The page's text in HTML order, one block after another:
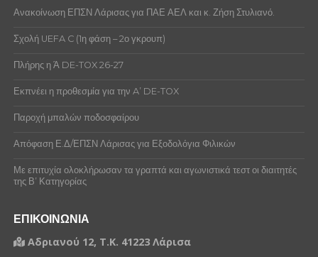
Ανακοίνωση ΕΠΣΝ Λάρισας για ΠΑΕ ΑΕΛ και κ. Ζήση Στυλιανό.
Σχολή UEFA C (1η φάση – 2ο γκρουπ)
Πλήρης η Ά DE-TOX 26-27
Εκπνέει η προθεσμία για την A’ DE-TOX
Παροχή μπαλών ποδοσφαίρου
Απόφαση Ε.Δ/ΕΠΣΝ Λάρισας για Εξοδολόγια Φιλικών
Με επιτυχία ολοκλήρωσαν τα γραπτά και αγωνιστικά τεστ οι διαιτητές
της Β’ Κατηγορίας
ΕΠΙΚΟΙΝΩΝΙΑ
Αδριανού 12, Τ.Κ. 41223 Λάρισα